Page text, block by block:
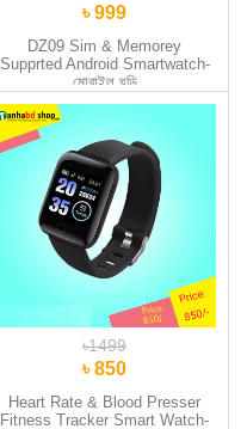
৳ 999
DZ09 Sim & Memorey
Supprted Android Smartwatch-
মোবাইল ঘড়ি
৳1499
৳ 850
Heart Rate & Blood Presser
Fitness Tracker Smart Watch-